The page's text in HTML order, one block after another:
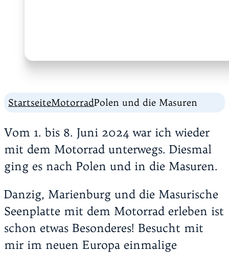
StartseiteMotorradPolen und die Masuren
Vom 1. bis 8. Juni 2024 war ich wieder
mit dem Motorrad unterwegs. Diesmal
ging es nach Polen und in die Masuren.
Danzig, Marienburg und die Masurische
Seenplatte mit dem Motorrad erleben ist
schon etwas Besonderes! Besucht mit
mir im neuen Europa einmalige